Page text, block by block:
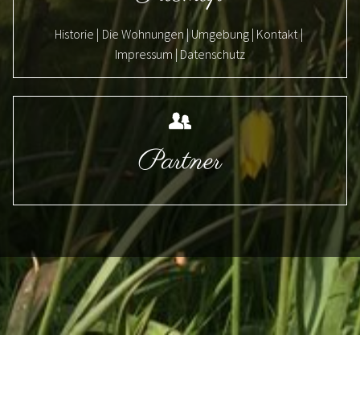
Historie Die Wohnungen Umgebung Kontakt
Impressum Datenschutz
Partner